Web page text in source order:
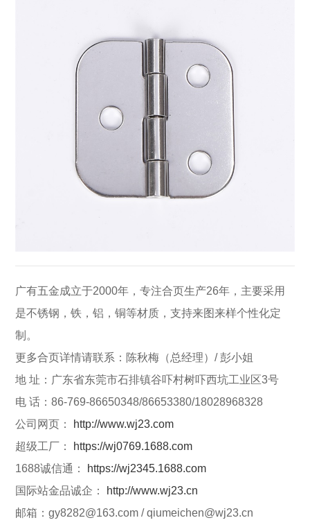
广有五金成立于2000年，专注合页生产26年，主要采用
是不锈钢，铁，铝，铜等材质，支持来图来样个性化定
制。
更多合页详情请联系：陈秋梅（总经理）/ 彭小姐
地 址：广东省东莞市石排镇谷吓村树吓西坑工业区3号
电 话：86-769-86650348/86653380/18028968328
公司网页：
http://www.wj23.com
超级工厂：
https://wj0769.1688.com
1688诚信通：
https://wj2345.1688.com
国际站金品诚企：
http://www.wj23.cn
邮箱：gy8282@163.com / qiumeichen@wj23.cn